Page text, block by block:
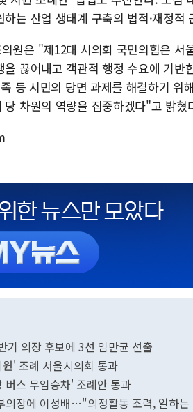
는 산업 생태계 구축의 법적·재정적
원은 "제12대 시의회 국민의힘은 서
끊어내고 객관적 행정 수요에 기
등 시민의 당면 과제를 해결하기 위
차원의 역량을 집중하겠다"고 밝혔
기 의장 후보에 3선 임만균 선출
' 조례 서울시의회 통과
버스 무임승차' 조례안 통과
의장에 이성배…"의정활동 조력, 일하는